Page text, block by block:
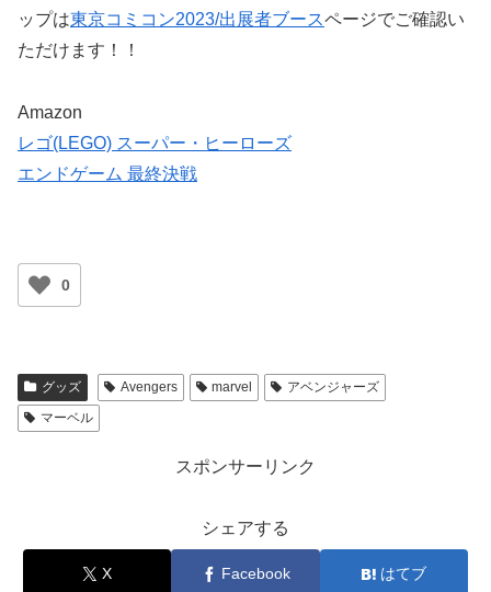
ップは東京コミコン2023/出展者ブースページでご確認い
ただけます！！
Amazon
レゴ(LEGO) スーパー・ヒーローズ
エンドゲーム 最終決戦
0
グッズ Avengers marvel
アベンジャーズ
マーベル
スポンサーリンク
シェアする
X Facebook はてブ